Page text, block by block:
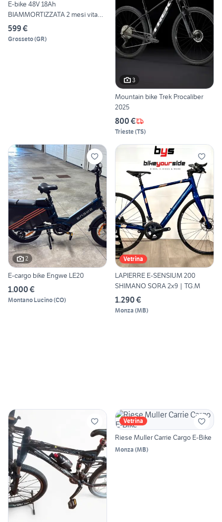
E-bike 48V 18Ah
BIAMMORTIZZATA 2 mesi vita
200 km!
599 €
Grosseto(GR)
3
Mountain bike Trek Procaliber
2025
800 €
Trieste(TS)
2
E-cargo bike Engwe LE20
1.000 €
Montano Lucino(CO)
Vetrina
LAPIERRE E-SENSIUM 200
SHIMANO SORA 2x9 | TG.M
1.290 €
Monza (MB)
Vetrina
Riese Muller Carrie Cargo E-Bike
Monza (MB)